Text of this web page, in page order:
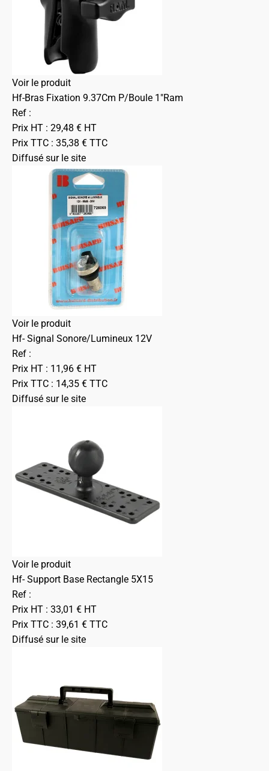
Voir le produit
Hf-Bras Fixation 9.37Cm P/Boule 1"Ram
Ref :
Prix HT : 29,48 € HT
Prix TTC : 35,38 € TTC
Diffusé sur le site
Voir le produit
Hf- Signal Sonore/Lumineux 12V
Ref :
Prix HT : 11,96 € HT
Prix TTC : 14,35 € TTC
Diffusé sur le site
Voir le produit
Hf- Support Base Rectangle 5X15
Ref :
Prix HT : 33,01 € HT
Prix TTC : 39,61 € TTC
Diffusé sur le site